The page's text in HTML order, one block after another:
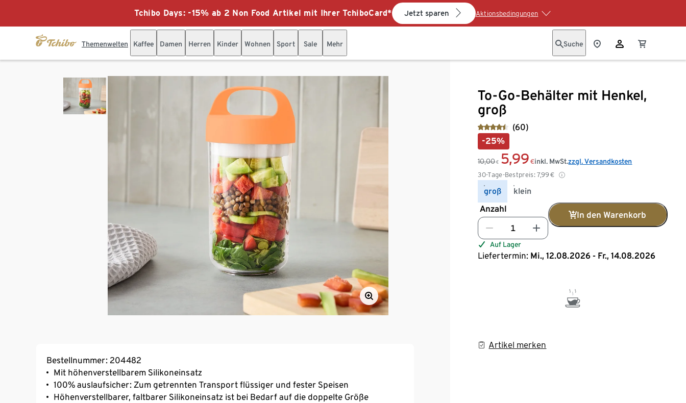
Tchibo Days: -15% ab 2 Non Food Artikel mit Ihrer TchiboCard* Jetzt sparen Aktionsbedingungen
Themenwelten Kaffee Damen Herren Kinder Wohnen Sport Sale Mehr Suche
To-Go-Behälter mit Henkel,
groß
(60)
-25%
10,00 € 5,99 €
30-Tage-Bestpreis: 7,99€
inkl. MwSt.zzgl. Versandkosten
groß klein
Anzahl
In den Warenkorb
Auf Lager
Liefertermin: Mi., 12.08.2026 - Fr., 14.08.2026
Artikel merken
Bestellnummer: 204482
Mit höhenverstellbarem Silikoneinsatz
100% auslaufsicher: Zum getrennten Transport flüssiger und fester Speisen
Höhenverstellbarer, faltbarer Silikoneinsatz ist bei Bedarf auf die doppelte Größe